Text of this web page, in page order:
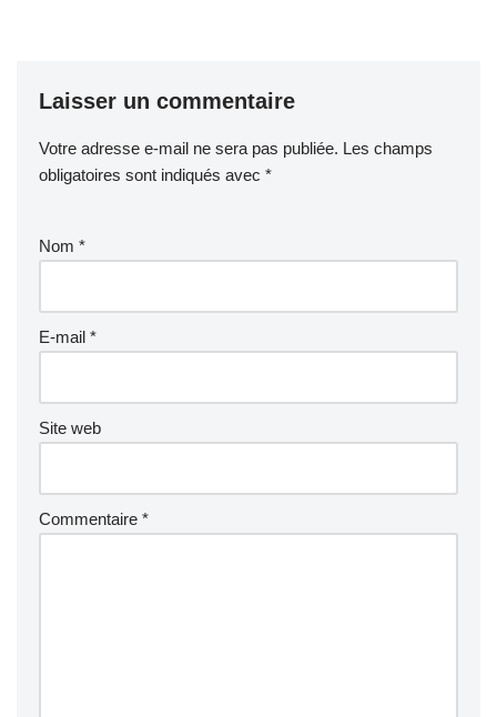
Laisser un commentaire
Votre adresse e-mail ne sera pas publiée. Les champs
obligatoires sont indiqués avec *
Nom *
E-mail *
Site web
Commentaire *